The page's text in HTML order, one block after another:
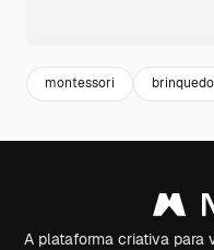
montessori
A plataforma criativa para